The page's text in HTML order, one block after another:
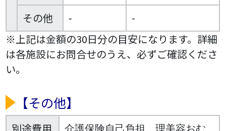
その他 - -
※上記は金額の30日分の目安になります。詳細
は各施設にお問合せのうえ、必ずご確認くださ
い。
【その他】
介護保険自己負担、理美容おむ